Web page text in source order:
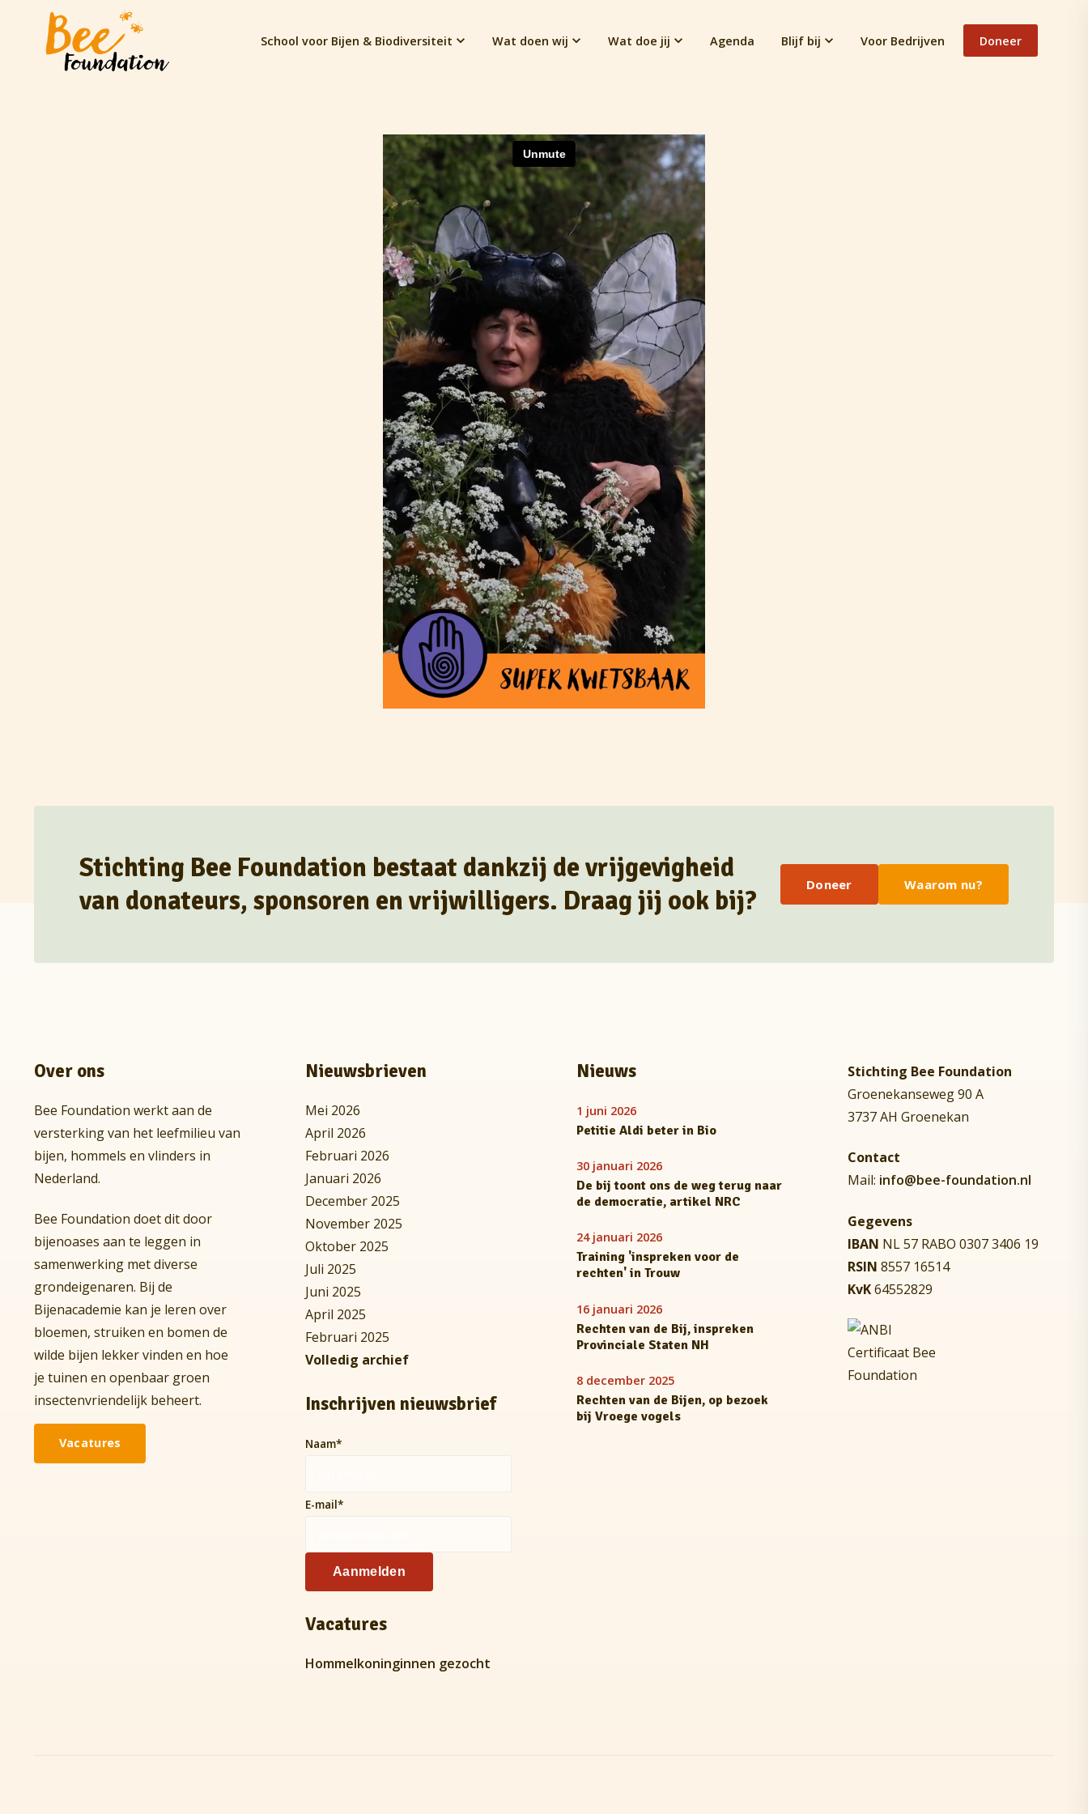
School voor Bijen & Biodiversiteit Wat doen wij Wat doe jij Agenda Blijf bij Voor Bedrijven Doneer
Stichting Bee Foundation bestaat dankzij de vrijgevigheid
van donateurs, sponsoren en vrijwilligers. Draag jij ook bij?
Doneer Waarom nu?
Over ons
Bee Foundation werkt aan de
versterking van het leefmilieu van
bijen, hommels en vlinders in
Nederland.
Bee Foundation doet dit door
bijenoases aan te leggen in
samenwerking met diverse
grondeigenaren. Bij de
Bijenacademie kan je leren over
bloemen, struiken en bomen de
wilde bijen lekker vinden en hoe
je tuinen en openbaar groen
insectenvriendelijk beheert.
Vacatures
Nieuwsbrieven
Mei 2026
April 2026
Februari 2026
Januari 2026
December 2025
November 2025
Oktober 2025
Juli 2025
Juni 2025
April 2025
Februari 2025
Volledig archief
Inschrijven nieuwsbrief
Naam*
E-mail*
Aanmelden
Vacatures
Hommelkoninginnen gezocht
Nieuws
1 juni 2026
Petitie Aldi beter in Bio
30 januari 2026
De bij toont ons de weg terug naar
de democratie, artikel NRC
24 januari 2026
Training 'inspreken voor de
rechten' in Trouw
16 januari 2026
Rechten van de Bij, inspreken
Provinciale Staten NH
8 december 2025
Rechten van de Bijen, op bezoek
bij Vroege vogels
Stichting Bee Foundation
Groenekanseweg 90 A
3737 AH Groenekan
Contact
Mail: info@bee-foundation.nl
Gegevens
IBAN NL 57 RABO 0307 3406 19
RSIN 8557 16514
KvK64552829